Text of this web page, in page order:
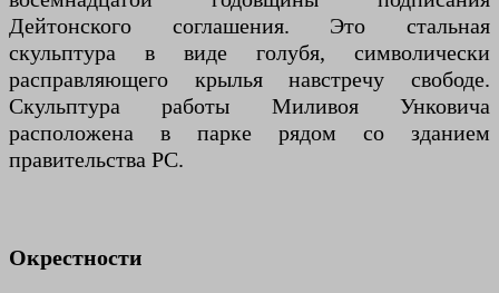
Дейтонского соглашения. Это стальная
скульптура в виде голубя, символически
расправляющего крылья навстречу свободе.
Скульптура работы Миливоя Унковича
расположена в парке рядом со зданием
правительства РС.
Окрестности